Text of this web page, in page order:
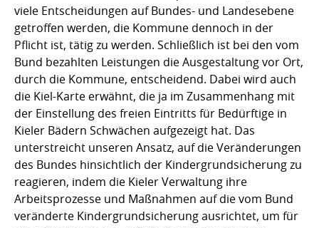
viele Entscheidungen auf Bundes- und Landesebene
getroffen werden, die Kommune dennoch in der
Pflicht ist, tätig zu werden. Schließlich ist bei den vom
Bund bezahlten Leistungen die Ausgestaltung vor Ort,
durch die Kommune, entscheidend. Dabei wird auch
die Kiel-Karte erwähnt, die ja im Zusammenhang mit
der Einstellung des freien Eintritts für Bedürftige in
Kieler Bädern Schwächen aufgezeigt hat. Das
unterstreicht unseren Ansatz, auf die Veränderungen
des Bundes hinsichtlich der Kindergrundsicherung zu
reagieren, indem die Kieler Verwaltung ihre
Arbeitsprozesse und Maßnahmen auf die vom Bund
veränderte Kindergrundsicherung ausrichtet, um für